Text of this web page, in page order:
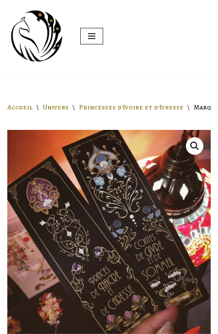
Aller
au
contenu
Accueil \ Univers \ Princesses d'Ivoire et d'Ivresse \